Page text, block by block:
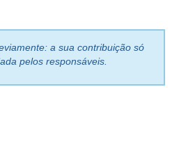
a sua contribuição só
pelos responsáveis.